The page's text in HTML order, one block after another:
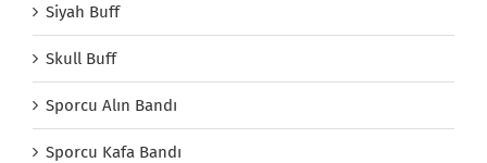
Siyah Buff
Skull Buff
Sporcu Alın Bandı
Sporcu Kafa Bandı